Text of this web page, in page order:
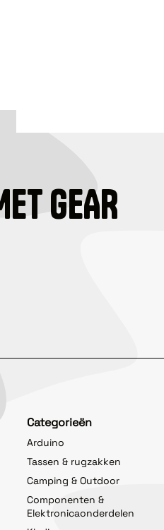
GEAR
Categorieën
Arduino
Tassen & rugzakken
Camping & Outdoor
Componenten &
Elektronicaonderdelen